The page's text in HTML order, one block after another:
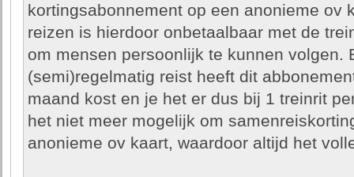
kortingsabonnement op een anonieme ov
reizen is hierdoor onbetaalbaar met de
om mensen persoonlijk te kunnen volgen.
(semi)regelmatig reist heeft dit
maand kost en je het er dus bij 1 treinrit
het niet meer mogelijk om
anonieme ov kaart, waardoor altijd het